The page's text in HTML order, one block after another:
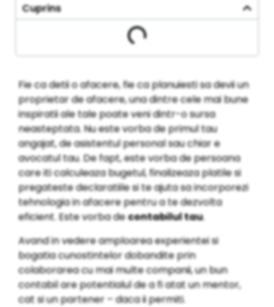
Fie ca detii o afacere, fie ca planuiesti sa devii un
proprietar de afacere, una dintre cele mai bune
inspiratii ale tale poate veni dintr-o sursa
neasteptata. Nu este vorba de primul tau
angajat, de asistentul personal sau chiar e
avocatul tau. De fapt, este vorba de persoana
care iti calculeaza bugetul, finalizeaza platile si
pregateste declaratiile si te ajuta sa incorporezi
tehnologia in afacere pentru a te dezvolta
eficient. Este vorba decontabilul tau.
Avand in vedere amploarea experientei si
bogatia cunostintelor dobandite prin
colaborarea cu mai multe companii, un bun
contabil are potentialul de a fi atat un mentor,
cat si un partener – daca ii permiti.
Cuprins